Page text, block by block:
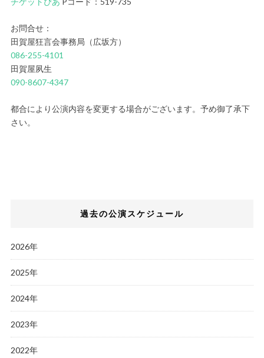
お問合せ：
田賀屋狂言会事務局（広坂方）
086-255-4101
田賀屋夙生
090-8607-4347
都合により公演内容を変更する場合がございます。予め御了承下
さい。
過去の公演スケジュール
2026年
2025年
2024年
2023年
2022年